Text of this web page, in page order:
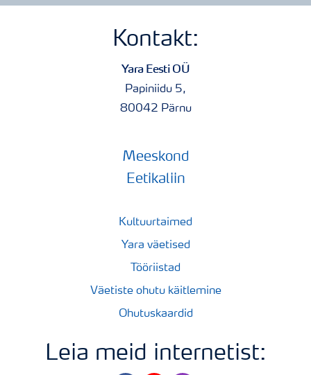
Kontakt:
Yara Eesti OÜ
Papiniidu 5,
80042 Pärnu
Meeskond
Eetikaliin
Kultuurtaimed
Yara väetised
Tööriistad
Väetiste ohutu käitlemine
Ohutuskaardid
Leia meid internetist: